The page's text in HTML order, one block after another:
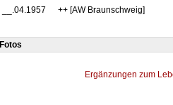
__.04.1957
++ [AW Braunschweig]
Fotos
Ergänzungen zum